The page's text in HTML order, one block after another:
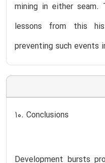
mining in either seam.
lessons from this
preventing such events
10. Conclusions
Development bursts